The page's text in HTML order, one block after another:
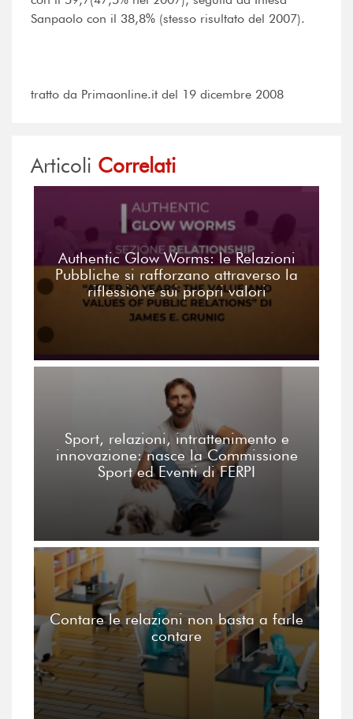
Sanpaolo con il 38,8% (stesso risultato del 2007).
tratto da Primaonline.it del 19 dicembre 2008
Articoli Correlati
Authentic Glow Worms: le Relazioni
Pubbliche si rafforzano attraverso la
riflessione sui propri valori
Sport, relazioni, intrattenimento e
innovazione: nasce la Commissione
Sport ed Eventi di FERPI
Contare le relazioni non basta a farle
contare